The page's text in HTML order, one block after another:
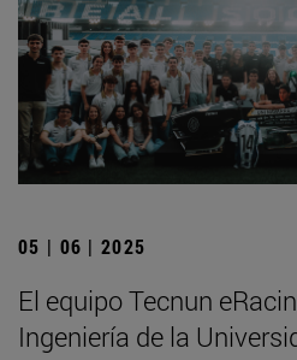
05 | 06 | 2025
El equipo Tecnun
Ingeniería de la